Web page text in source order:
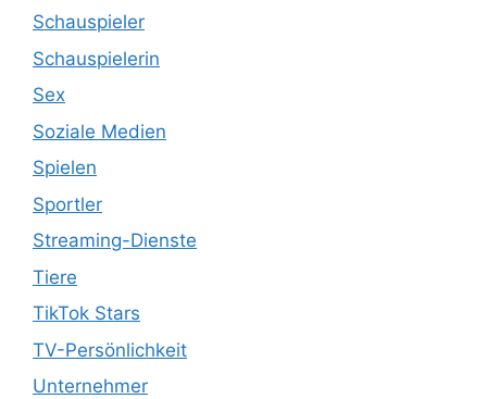
Schauspieler
Schauspielerin
Sex
Soziale Medien
Spielen
Sportler
Streaming-Dienste
Tiere
TikTok Stars
TV-Persönlichkeit
Unternehmer